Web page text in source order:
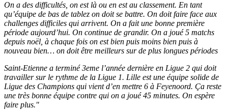
On a des difficultés, on est là ou en est au classement. En tant
qu’équipe de bas de tablez on doit se battre. On doit faire face aux
challenges difficiles qui arrivent. On a fait une bonne première
période aujourd’hui. On continue de grandir. On a joué 5 matchs
depuis noël, à chaque fois on est bien puis moins bien puis à
nouveau bien… on doit être meilleurs sur de plus longues périodes
Saint-Etienne a terminé 3eme l’année dernière en Ligue 2 qui doit
travailler sur le rythme de la Ligue 1. Lille est une équipe solide de
Ligue des Champions qui vient d’en mettre 6 à Feyenoord. Ça reste
une très bonne équipe contre qui on a joué 45 minutes. On espère
faire plus."